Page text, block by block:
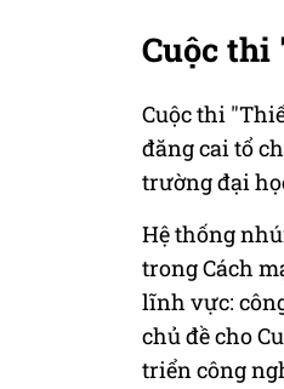
Cuộc thi
Cuộc thi
đăng cai tổ
trường đại
Hệ thống
trong Cách
lĩnh vực:
chủ đề cho
triển công